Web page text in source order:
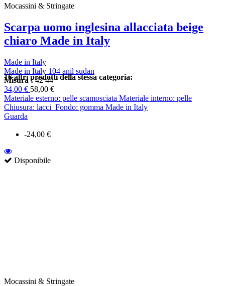
-24,00 €
Disponibile
Mocassini & Stringate
Scarpa uomo inglesina allacciata beige
chiaro Made in Italy
Made in Italy
Made in Italy 104 anil sudan
Misura : 42 44
34,00 € 58,00 €
Materiale esterno: pelle scamosciata Materiale interno: pelle
Chiusura: lacci Fondo: gomma Made in Italy
Guarda
16 altri prodotti della stessa categoria:
Mocassini & Stringate